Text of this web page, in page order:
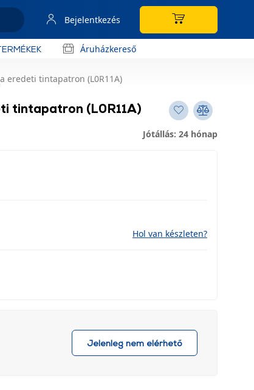
Bejelentkezés
Áruházkereső
eredeti tintapatron (L0R11A)
tintapatron (L0R11A)
Jótállás: 24 hónap
Hol van készleten?
Jelenleg nem elérhető